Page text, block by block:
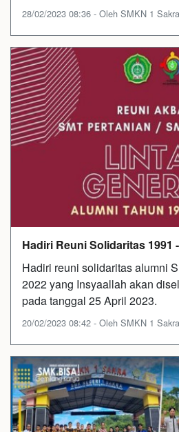
28/02/2023 08:36 - Oleh SMKN 1
Hadiri Reuni Solidaritas 1991
Hadiri reuni solidaritas alumni
2022 yang Insyaallah akan
pada tanggal 25 April 2023.
20/02/2023 08:42 - Oleh SMKN 1